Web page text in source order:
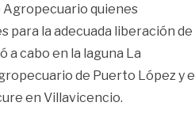
quienes
para la adecuada liberación de
a cabo en la laguna La
de Puerto López y
en Villavicencio.